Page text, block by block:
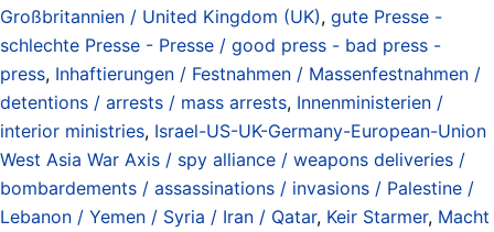
Großbritannien / United Kingdom (UK), gute Presse -
schlechte Presse - Presse / good press - bad press -
press, Inhaftierungen / Festnahmen / Massenfestnahmen /
detentions / arrests / mass arrests, Innenministerien /
interior ministries, Israel-US-UK-Germany-European-Union
West Asia War Axis / spy alliance / weapons deliveries /
bombardements / assassinations / invasions / Palestine /
Lebanon / Yemen / Syria / Iran / Qatar, Keir Starmer, Macht